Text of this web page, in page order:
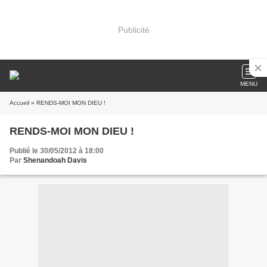
Publicité
MENU
Accueil » RENDS-MOI MON DIEU !
RENDS-MOI MON DIEU !
Publié le 30/05/2012 à 18:00
Par Shenandoah Davis